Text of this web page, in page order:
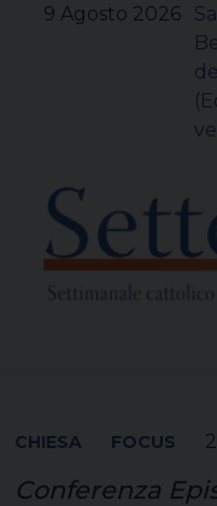
9 Agosto 2026
CHIESA FOCUS
Conferenza